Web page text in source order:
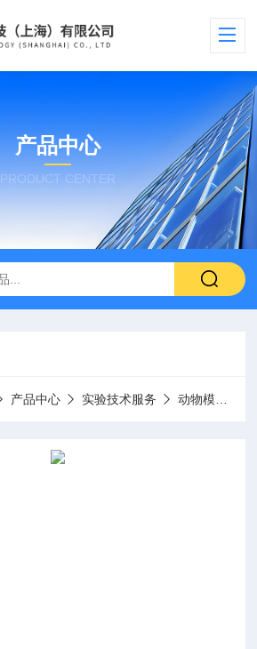
产品中心
PRODUCT CENTER
产品中心 实验技术服务 动物模型构建